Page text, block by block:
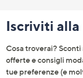
menu
e
informazioni
Iscriviti
Cosa troverai?
offerte e consigli
tue preferenze (e